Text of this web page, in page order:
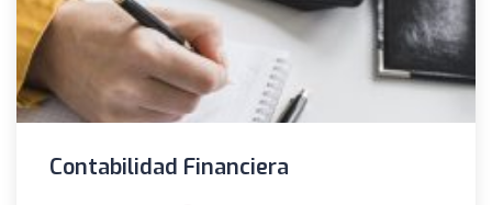
Contabilidad Financiera